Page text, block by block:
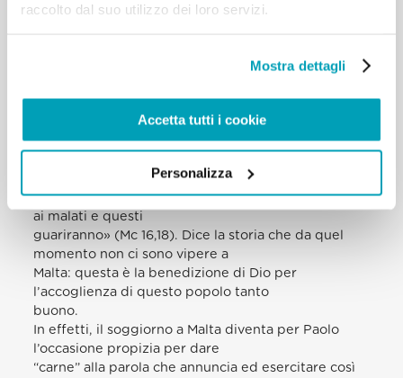
raccolto dal suo utilizzo dei loro servizi.
Mostra dettagli
Accetta tutti i cookie
Personalizza
salva da un naufragio e finisce morso da una
realtà, quel beneficio viene
dal Signore Risorto che lo assiste, secondo la
promessa fatta prima di salire al
serpenti e, se berranno qualche
veleno, non recherà loro danno; imporranno le mani
ai malati e questi
guariranno» (Mc 16,18). Dice la storia che da quel
momento non ci sono vipere a
Malta: questa è la benedizione di Dio per
l’accoglienza di questo popolo tanto
buono.
In effetti, il soggiorno a Malta diventa per Paolo
l’occasione propizia per dare
“carne” alla parola che annuncia ed esercitare così